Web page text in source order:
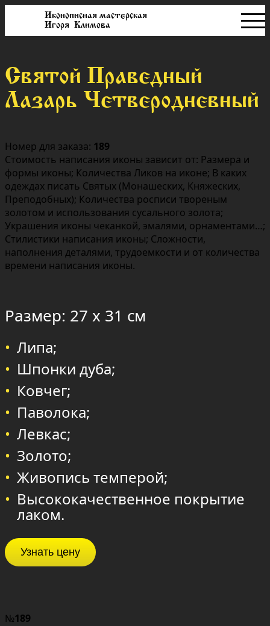
Иконописная мастерская
Игоря Климова
Святой Праведный
Лазарь Четверодневный
Номер для заказа: 189
Стоимость написания иконы зависит от: Размера и
формы иконы; Количества Ликов на иконе; В каких
одеждах писать Святых (Монашеских, Княжеских,
Преподобных); Количества росписи твореным
золотом и использования сусального золота;
Украшения иконы чеканкой, эмалями, орнаментами…;
Стилистики написания иконы; Сложности,
наполнения деталями, трудоемкости и от количества
времени написания иконы.
Размер: 27 х 31 см
Липа;
Шпонки дуба;
Ковчег;
Паволока;
Левкас;
Золото;
Живопись темперой;
Высококачественное покрытие
лаком.
Узнать цену
№189